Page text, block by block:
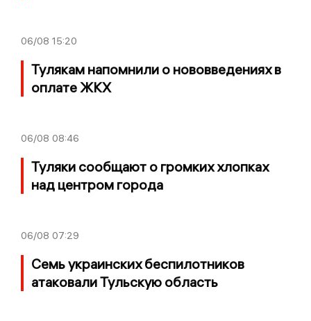
06/08 15:20
Тулякам напомнили о нововведениях в
оплате ЖКХ
06/08 08:46
Туляки сообщают о громких хлопках
над центром города
06/08 07:29
Семь украинских беспилотников
атаковали Тульскую область